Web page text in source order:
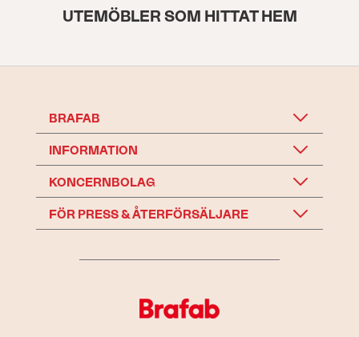
UTEMÖBLER SOM HITTAT HEM
BRAFAB
INFORMATION
KONCERNBOLAG
FÖR PRESS & ÅTERFÖRSÄLJARE